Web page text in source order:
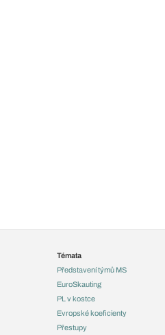
Témata
Představení týmů MS
EuroSkauting
PL v kostce
Evropské koeficienty
Přestupy